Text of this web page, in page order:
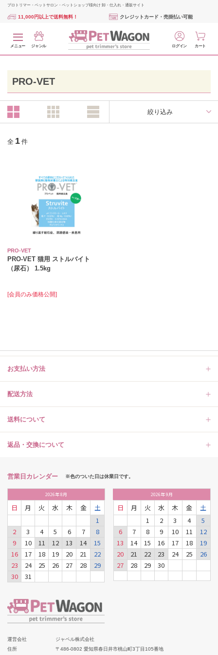
プロトリマー・ペットサロン・ペットショップ様向け 卸・仕入れ・通販サイト
11,000円以上で送料無料！ クレジットカード・売掛払い可能
メニュー ジャンル ログイン カート
PRO-VET
絞り込み
全 1 件
PRO-VET
PRO-VET 猫用 ストルバイト
（尿石） 1.5kg
[会員のみ価格公開]
お支払い方法
配送方法
送料について
返品・交換について
営業日カレンダー ※色のついた日は休業日です。
2026年8月
日 月 火 水 木 金
土
1
2
3 4 5 6 7
8
9
10 11 12 13 14
15
16
17 18 19 20 21
22
23
24 25 26 27 28
29
30
31
2026年9月
日 月 火 水 木 金
土
1
2 3 4
5
6
7 8 9 10 11
12
13
14 15 16 17 18
19
20
21 22 23 24 25
26
27
28 29 30
運営会社
ジャペル株式会社
住所
〒486-0802 愛知県春日井市桃山町3丁目105番地